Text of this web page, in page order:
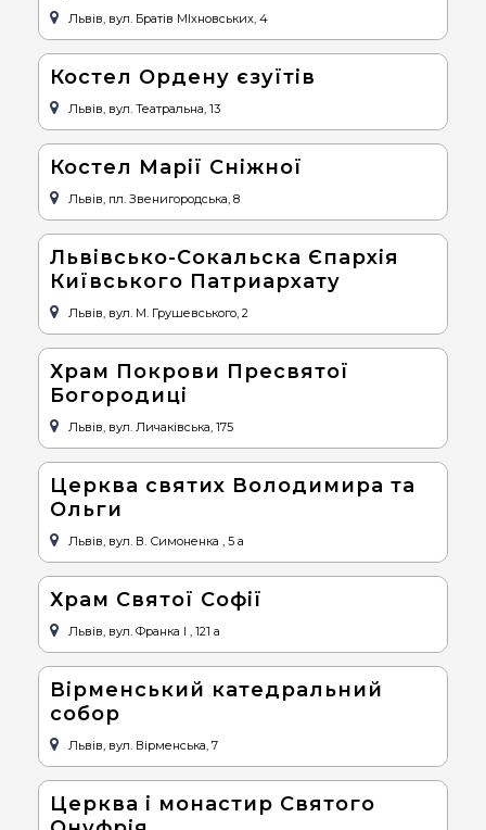
Львів, вул. Братів МІхновських, 4
Костел Ордену єзуїтів
Львів, вул. Театральна, 13
Костел Марії Сніжної
Львів, пл. Звенигородська, 8
Львівсько-Сокальска Єпархія
Київського Патриархату
Львів, вул. М. Грушевського, 2
Храм Покрови Пресвятої
Богородиці
Львів, вул. Личаківська, 175
Церква святих Володимира та
Ольги
Львів, вул. В. Симоненка , 5 а
Храм Святої Софії
Львів, вул. Франка І , 121 а
Вірменський катедральний
собор
Львів, вул. Вірменська, 7
Церква і монастир Святого